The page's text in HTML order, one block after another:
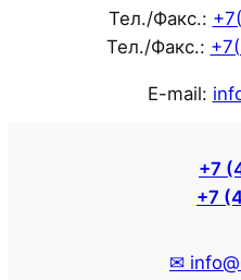
Тел./Факс.:
Тел./Факс.:
E-mail:
+7
+7
✉